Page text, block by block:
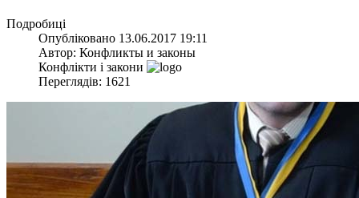
Подробиці
Опубліковано 13.06.2017 19:11
Автор: Конфликты и законы
Конфлікти і закони
Переглядів: 1621